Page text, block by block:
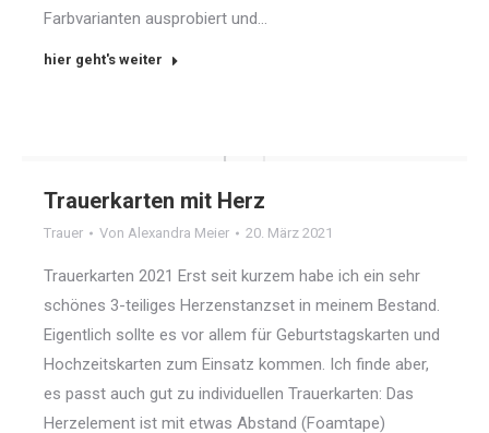
Farbvarianten ausprobiert und…
hier geht's weiter
Trauerkarten mit Herz
Trauer Von Alexandra Meier 20. März 2021
Trauerkarten 2021 Erst seit kurzem habe ich ein sehr
schönes 3-teiliges Herzenstanzset in meinem Bestand.
Eigentlich sollte es vor allem für Geburtstagskarten und
Hochzeitskarten zum Einsatz kommen. Ich finde aber,
es passt auch gut zu individuellen Trauerkarten: Das
Herzelement ist mit etwas Abstand (Foamtape)